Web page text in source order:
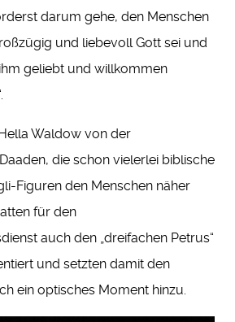
darum gehe, den Menschen
und liebevoll Gott sei und
geliebt und willkommen
Waldow von der
die schon vielerlei biblische
Figuren den Menschen näher
für den
auch den „dreifachen Petrus“
und setzten damit den
ein optisches Moment hinzu.